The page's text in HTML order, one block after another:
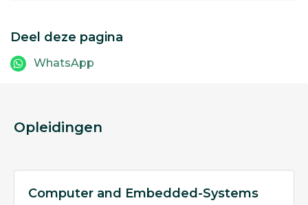
Deel deze pagina
WhatsApp
Opleidingen
Computer and Embedded-Systems